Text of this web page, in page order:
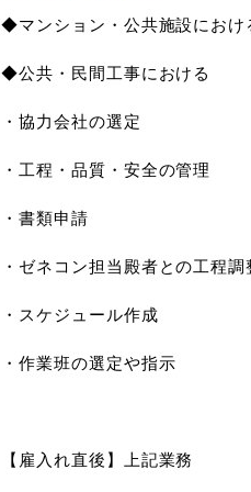
◆マンション・公共施設におけ
◆公共・民間工事における
・協力会社の選定
・工程・品質・安全の管理
・書類申請
・ゼネコン担当殿者との工程調
・スケジュール作成
・作業班の選定や指示
【雇入れ直後】上記業務